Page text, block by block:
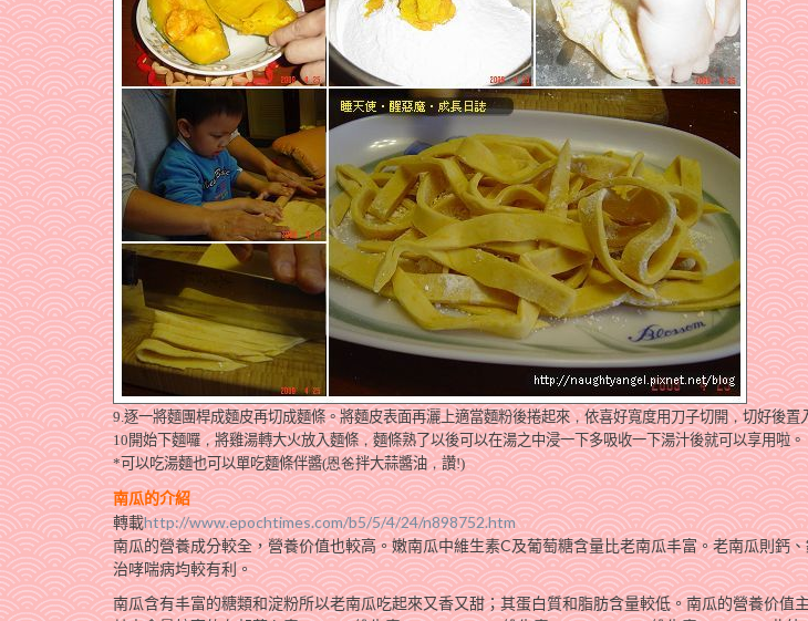
9.逐一將麵團桿成麵皮再切成麵條。將麵皮表面再灑上適當麵粉後捲起來，依喜好寬度用刀子切開，切好後置
10開始下麵囉，將雞湯轉大火放入麵條，麵條熟了以後可以在湯之中浸一下多吸收一下湯汁後就可以享用啦。
*可以吃湯麵也可以單吃麵條伴醬(恩爸拌大蒜醬油，讚!)
南瓜的介紹
轉載http://www.epochtimes.com/b5/5/4/24/n898752.htm
南瓜的營養成分較全，營養价值也較高。嫩南瓜中維生素C及葡萄糖含量比老南瓜丰富。老南瓜則鈣
治哮喘病均較有利。
南瓜含有丰富的糖類和淀粉所以老南瓜吃起來又香又甜；其蛋白質和脂肪含量較低。南瓜的營養价值